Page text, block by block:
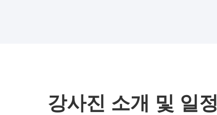
강사진 소개 및 일